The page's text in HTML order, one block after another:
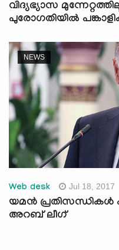
വിദ്യഭ്യാസ
പുരോഗതിയില്‍
NEWS
Web desk Jul 18, 2017
യമന്‍ പ്രതിസന്ധികള്‍
അറബ് ലീഗ്